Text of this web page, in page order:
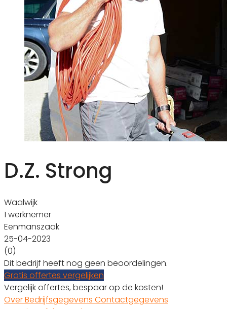
D.Z. Strong
Waalwijk
1 werknemer
Eenmanszaak
25-04-2023
(0)
Dit bedrijf heeft nog geen beoordelingen.
Gratis offertes vergelijken
Vergelijk offertes, bespaar op de kosten!
OverBedrijfsgegevens Contactgegevens